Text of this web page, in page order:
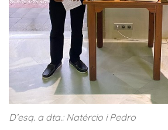
D’esq. a dta.: Natércio i Pedro